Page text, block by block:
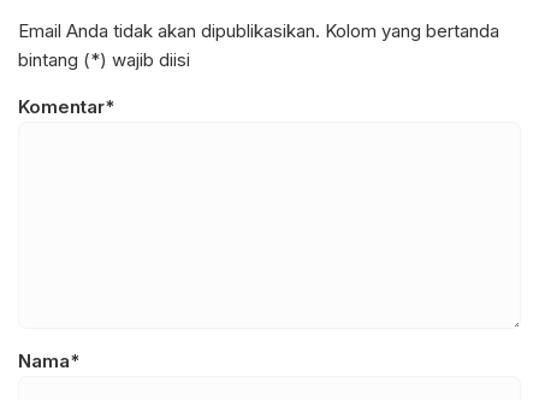
Email Anda tidak akan dipublikasikan. Kolom yang bertanda
bintang (*) wajib diisi
Komentar*
Nama*